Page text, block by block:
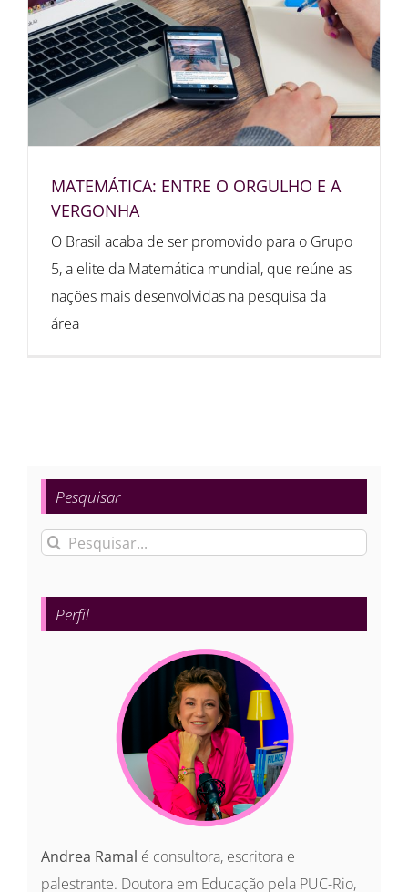
MATEMÁTICA: ENTRE O ORGULHO E A
VERGONHA
O Brasil acaba de ser promovido para o Grupo
5, a elite da Matemática mundial, que reúne as
nações mais desenvolvidas na pesquisa da
área
Pesquisar
Buscar
para:
Perfil
Andrea Ramal é consultora, escritora e
palestrante. Doutora em Educação pela PUC-Rio,